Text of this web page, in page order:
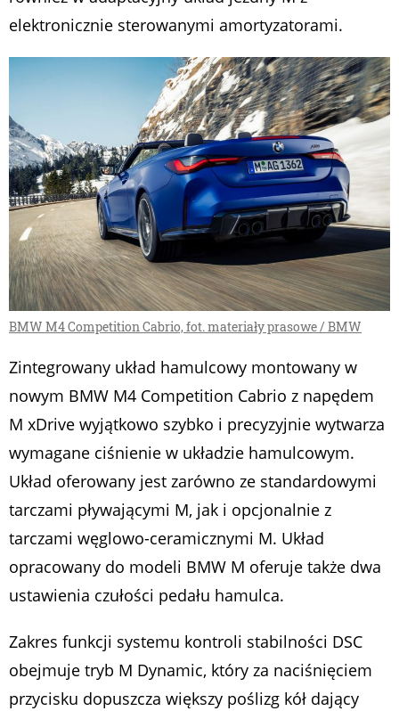
elektronicznie sterowanymi amortyzatorami.
BMW M4 Competition Cabrio, fot. materiały prasowe / BMW
Zintegrowany układ hamulcowy montowany w
nowym BMW M4 Competition Cabrio z napędem
M xDrive wyjątkowo szybko i precyzyjnie wytwarza
wymagane ciśnienie w układzie hamulcowym.
Układ oferowany jest zarówno ze standardowymi
tarczami pływającymi M, jak i opcjonalnie z
tarczami węglowo-ceramicznymi M. Układ
opracowany do modeli BMW M oferuje także dwa
ustawienia czułości pedału hamulca.
Zakres funkcji systemu kontroli stabilności DSC
obejmuje tryb M Dynamic, który za naciśnięciem
przycisku dopuszcza większy poślizg kół dający